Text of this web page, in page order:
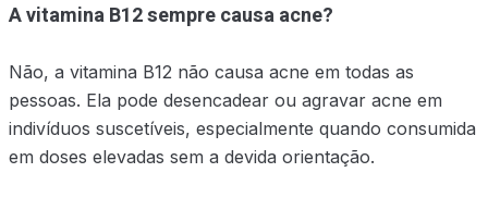
A vitamina B12 sempre causa acne?
Não, a vitamina B12 não causa acne em todas as
pessoas. Ela pode desencadear ou agravar acne em
indivíduos suscetíveis, especialmente quando consumida
em doses elevadas sem a devida orientação.